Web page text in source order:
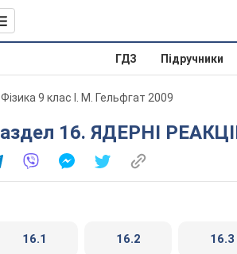
ГДЗ Підручники
Фізика 9 клас І. М. Гельфгат 2009
Раздел 16. ЯДЕРНI
16.1 16.2 16.3